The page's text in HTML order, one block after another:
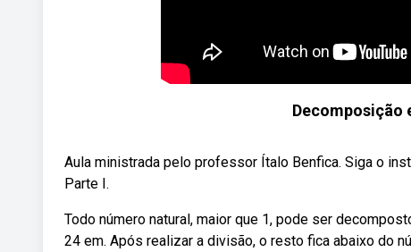
Decomposição
Aula ministrada pelo professor Ítalo Benfica. Siga o
Parte I.
Todo número natural, maior que 1, pode ser
24 em. Após realizar a divisão, o resto fica abaixo do